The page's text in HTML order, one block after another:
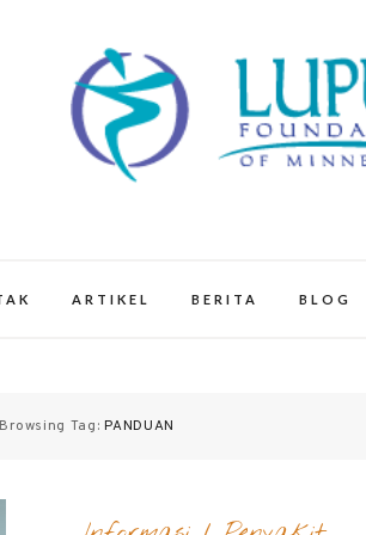
ARTIKEL BERITA BLOG
Browsing Tag:PANDUAN